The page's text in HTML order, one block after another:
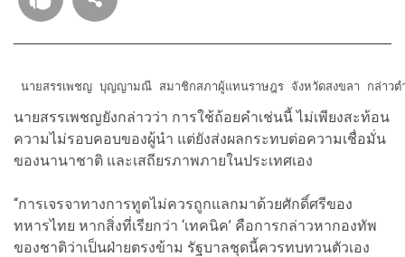
นายสรรเพชญ บุญญามณี สมาชิกสภาผู้แทนราษฎร จังหวัดสงขลา กล่าวตำห
นายสรรเพชญยังกล่าวว่า การใช้ถ้อยคำเช่นนี้ ไม่เพียงสะท้อน
ความไม่รอบคอบของผู้นำ แต่ยังส่งผลกระทบต่อความเชื่อมั่น
ของนานาชาติ และเสถียรภาพภายในประเทศเอง
“การเจรจาทางการทูตไม่ควรถูกแลกมาด้วยศักดิ์ศรีของ
ทหารไทย หากสิ่งที่เรียกว่า ‘เทคนิค’ คือการกล่าวหากองทัพ
ของชาติว่าเป็นฝ่ายตรงข้าม รัฐบาลชุดนี้ควรทบทวนตัวเอง